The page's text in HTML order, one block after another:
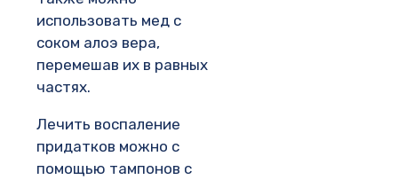
использовать мед с
соком алоэ вера,
перемешав их в равных
частях.
Лечить воспаление
придатков можно с
помощью тампонов с